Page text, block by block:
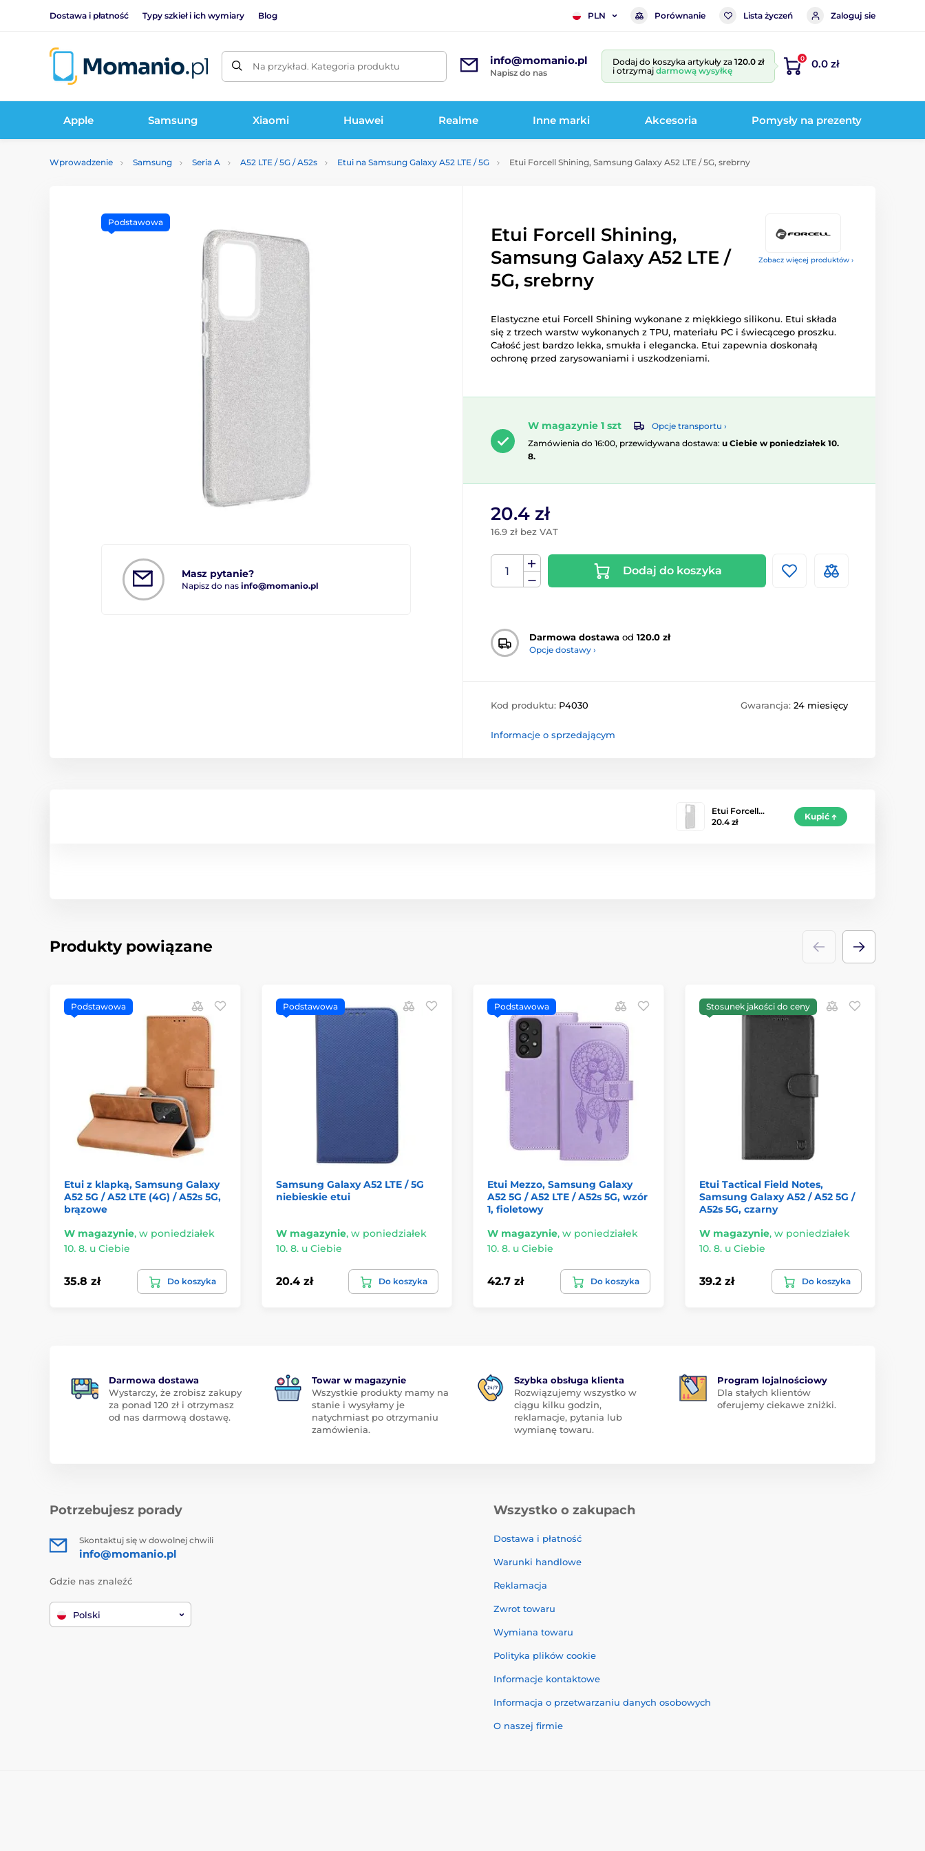
Dostawa i płatność Typy szkieł i ich wymiary Blog PLN Porównanie Lista życzeń Zaloguj sie
Na przykład. Kategoria produktu info@momanio.pl
Napisz do nas
Dodaj do koszyka artykuły za 120.0 zł
i otrzymaj darmową wysyłkę
0 0.0 zł
Apple Samsung Xiaomi Huawei Realme Inne marki Akcesoria Pomysły na prezenty
Wprowadzenie Samsung Seria A A52 LTE / 5G / A52s Etui na Samsung Galaxy A52 LTE / 5G Etui Forcell Shining, Samsung Galaxy A52 LTE / 5G, srebrny
Zobacz więcej produktów ›
Masz pytanie?
Napisz do nas info@momanio.pl
Podstawowa
Etui Forcell Shining,
Samsung Galaxy A52 LTE /
5G, srebrny
Elastyczne etui Forcell Shining wykonane z miękkiego silikonu. Etui składa
się z trzech warstw wykonanych z TPU, materiału PC i świecącego proszku.
Całość jest bardzo lekka, smukła i elegancka. Etui zapewnia doskonałą
ochronę przed zarysowaniami i uszkodzeniami.
W magazynie 1 szt
Opcje transportu ›
Zamówienia do 16:00, przewidywana dostawa: u Ciebie w poniedziałek 10.
8.
20.4 zł
16.9 zł bez VAT
Dodaj do koszyka
Darmowa dostawa od 120.0 zł
Opcje dostawy ›
Kod produktu: P4030 Gwarancja: 24 miesięcy
Informacje o sprzedającym
Etui Forcell…
20.4 zł
Kupić
Produkty powiązane
Podstawowa
Etui z klapką, Samsung Galaxy
A52 5G / A52 LTE (4G) / A52s 5G,
brązowe
W magazynie, w poniedziałek
10. 8. u Ciebie
35.8 zł Do koszyka
Podstawowa
Samsung Galaxy A52 LTE / 5G
niebieskie etui
W magazynie, w poniedziałek
10. 8. u Ciebie
20.4 zł Do koszyka
Podstawowa
Etui Mezzo, Samsung Galaxy
A52 5G / A52 LTE / A52s 5G, wzór
1, fioletowy
W magazynie, w poniedziałek
10. 8. u Ciebie
42.7 zł Do koszyka
Stosunek jakości do ceny
Etui Tactical Field Notes,
Samsung Galaxy A52 / A52 5G /
A52s 5G, czarny
W magazynie, w poniedziałek
10. 8. u Ciebie
39.2 zł Do koszyka
Darmowa dostawa
Wystarczy, że zrobisz zakupy
za ponad 120 zł i otrzymasz
od nas darmową dostawę.
Towar w magazynie
Wszystkie produkty mamy na
stanie i wysyłamy je
natychmiast po otrzymaniu
zamówienia.
Szybka obsługa klienta
Rozwiązujemy wszystko w
ciągu kilku godzin,
reklamacje, pytania lub
wymianę towaru.
Program lojalnościowy
Dla stałych klientów
oferujemy ciekawe zniżki.
Potrzebujesz porady
Skontaktuj się w dowolnej chwili
info@momanio.pl
Gdzie nas znaleźć
Polski
Wszystko o zakupach
Dostawa i płatność
Warunki handlowe
Reklamacja
Zwrot towaru
Wymiana towaru
Polityka plików cookie
Informacje kontaktowe
Informacja o przetwarzaniu danych osobowych
O naszej firmie